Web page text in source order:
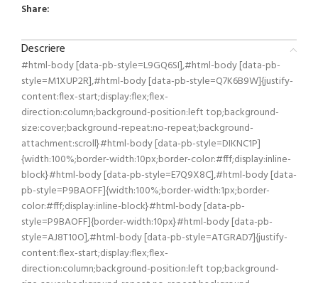
Share:
Descriere
#html-body [data-pb-style=L9GQ6SI],#html-body [data-pb-
style=M1XUP2R],#html-body [data-pb-style=Q7K6B9W]{justify-
content:flex-start;display:flex;flex-
direction:column;background-position:left top;background-
size:cover;background-repeat:no-repeat;background-
attachment:scroll}#html-body [data-pb-style=DIKNC1P]
{width:100%;border-width:10px;border-color:#fff;display:inline-
block}#html-body [data-pb-style=E7Q9X8C],#html-body [data-
pb-style=P9BAOFF]{width:100%;border-width:1px;border-
color:#fff;display:inline-block}#html-body [data-pb-
style=P9BAOFF]{border-width:10px}#html-body [data-pb-
style=AJ8T10O],#html-body [data-pb-style=ATGRAD7]{justify-
content:flex-start;display:flex;flex-
direction:column;background-position:left top;background-